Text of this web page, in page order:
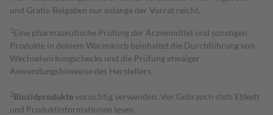
und Gratis-Beigaben nur solange der Vorrat reicht.
1 Eine pharmazeutische Prüfung der Arzneimittel und sonstigen
Produkte in deinem Warenkorb beinhaltet die Durchführung von
Wechselwirkungschecks und die Prüfung etwaiger
Anwendungshinweise des Herstellers.
2Biozidproduktevorsichtig verwenden. Vor Gebrauch stets Etikett
und Produktinformationen lesen.